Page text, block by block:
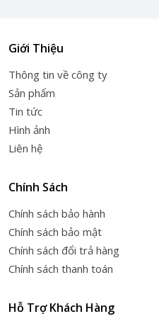
Giới Thiệu
Thông tin về công ty
Sản phẩm
Tin tức
Hình ảnh
Liên hệ
Chính Sách
Chính sách bảo hành
Chính sách bảo mật
Chính sách đổi trả hàng
Chính sách thanh toán
Hỗ Trợ Khách Hàng